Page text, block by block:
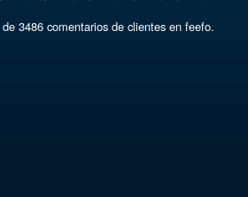
de3486 comentarios de clientes en feefo.